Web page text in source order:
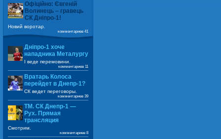
Офіційно: Євгеній
Волинець – гравець
СК Дніпро-1!
Новий воротар.
комментариев 41
Дніпро-1 хоче
нападника Металургу
І веде перемовини.
комментариев 11
Вратарь Колоса
перейдет в Днепр-1?
СК ведет переговоры.
комментариев 39
ТМ. СК Днепр-1 —
Рух. Прямая
трансляция
Смотрим.
комментариев 8